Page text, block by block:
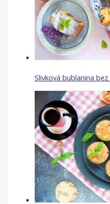
Slivková bublanina bez